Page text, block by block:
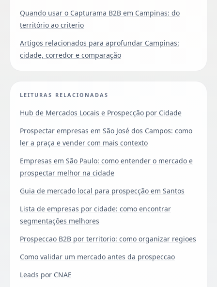
Quando usar o Capturama B2B em Campinas: do
território ao criterio
Artigos relacionados para aprofundar Campinas:
cidade, corredor e comparação
LEITURAS RELACIONADAS
Hub de Mercados Locais e Prospecção por Cidade
Prospectar empresas em São José dos Campos: como
ler a praça e vender com mais contexto
Empresas em São Paulo: como entender o mercado e
prospectar melhor na cidade
Guia de mercado local para prospecção em Santos
Lista de empresas por cidade: como encontrar
segmentações melhores
Prospeccao B2B por territorio: como organizar regioes
Como validar um mercado antes da prospeccao
Leads por CNAE